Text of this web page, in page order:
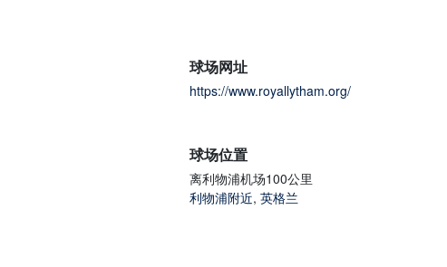
球场网址
https://www.royallytham.org/
球场位置
离利物浦机场100公里
利物浦附近, 英格兰